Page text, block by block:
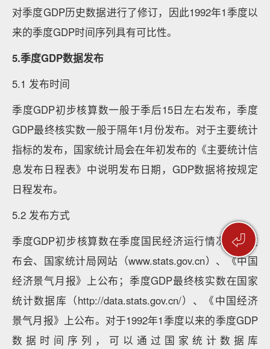
⏎
对季度GDP历史数据进行了修订，因此1992年1季度以
来的季度GDP时间序列具有可比性。
5.季度GDP数据发布
5.1 发布时间
季度GDP初步核算数一般于季后15日左右发布，季度
GDP最终核实数一般于隔年1月份发布。对于主要统计
指标的发布，国家统计局会在年初发布的《主要统计信
息发布日程表》中说明发布日期，GDP数据将按规定
日程发布。
5.2 发布方式
季度GDP初步核算数在季度国民经济运行情况新闻发
布会、国家统计局网站（www.stats.gov.cn）、《中国
经济景气月报》上公布；季度GDP最终核实数在国家
统计数据库（http://data.stats.gov.cn/）、《中国经济
景气月报》上公布。对于1992年1季度以来的季度GDP
数据时间序列，可以通过国家统计数据库